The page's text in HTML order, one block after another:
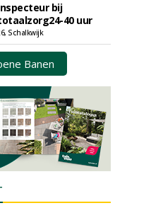
bij
40 uur
Schalkwijk
Banen